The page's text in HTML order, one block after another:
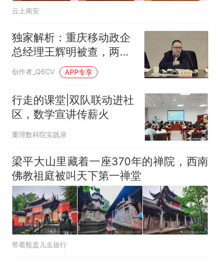
云上南安
独家解析：重庆移动政企
总经理王辉明被查，两任
一把手的前车之鉴还在
创作者_Q6CV APP专享
行走的课堂|双队联动进社
区，数学宣讲传薪火
重理数科院实践录
梁平大山里藏着一座370年的禅院，西南
佛教祖庭被叫天下第一禅堂
带着瓶盖儿去旅行